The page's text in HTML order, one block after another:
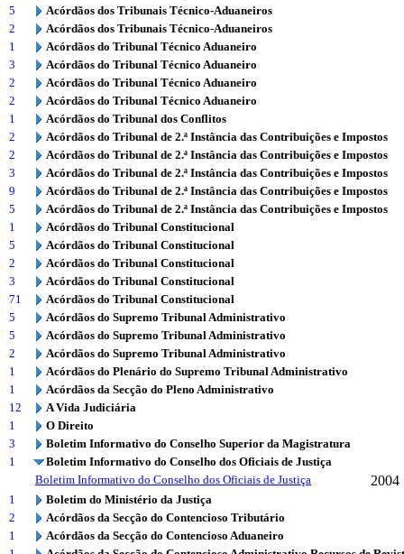
5
Acórdãos dos Tribunais Técnico-Aduaneiros
2
Acórdãos dos Tribunais Técnico-Aduaneiros
1
Acórdãos do Tribunal Técnico Aduaneiro
3
Acórdãos do Tribunal Técnico Aduaneiro
2
Acórdãos do Tribunal Técnico Aduaneiro
2
Acórdãos do Tribunal Técnico Aduaneiro
1
Acórdãos do Tribunal dos Conflitos
2
Acórdãos do Tribunal de 2.ª Instância das Contribuições e Impostos
2
Acórdãos do Tribunal de 2.ª Instância das Contribuições e Impostos
3
Acórdãos do Tribunal de 2.ª Instância das Contribuições e Impostos
9
Acórdãos do Tribunal de 2.ª Instância das Contribuições e Impostos
5
Acórdãos do Tribunal de 2.ª Instância das Contribuições e Impostos
1
Acórdãos do Tribunal Constitucional
5
Acórdãos do Tribunal Constitucional
2
Acórdãos do Tribunal Constitucional
3
Acórdãos do Tribunal Constitucional
71
Acórdãos do Tribunal Constitucional
5
Acórdãos do Supremo Tribunal Administrativo
5
Acórdãos do Supremo Tribunal Administrativo
2
Acórdãos do Supremo Tribunal Administrativo
1
Acórdãos do Plenário do Supremo Tribunal Administrativo
1
Acórdãos da Secção do Pleno Administrativo
12
A Vida Judiciária
1
O Direito
3
Boletim Informativo do Conselho Superior da Magistratura
1
Boletim Informativo do Conselho dos Oficiais de Justiça
Boletim Informativo do Conselho dos Oficiais de Justiça
2004
1
Boletim do Ministério da Justiça
2
Acórdãos da Secção do Contencioso Tributário
1
Acórdãos da Secção do Contencioso Aduaneiro